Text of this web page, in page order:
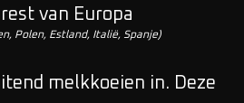
van Europa
Polen, Estland, Italië, Spanje)
melkkoeien in. Deze